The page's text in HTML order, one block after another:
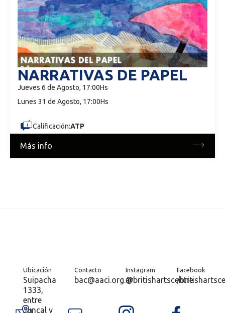
NARRATIVAS DE PAPEL
Jueves 6 de Agosto, 17:00Hs
Lunes 31 de Agosto, 17:00Hs
Calificación:ATP
Más info
Ubicación
Suipacha
1333,
entre
Juncal y
Contacto
bac@aaci.org.ar
Instagram
@britishartscentre
Facebook
/